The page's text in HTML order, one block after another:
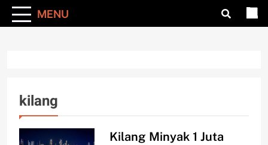
MENU
kilang
Kilang Minyak 1 Juta